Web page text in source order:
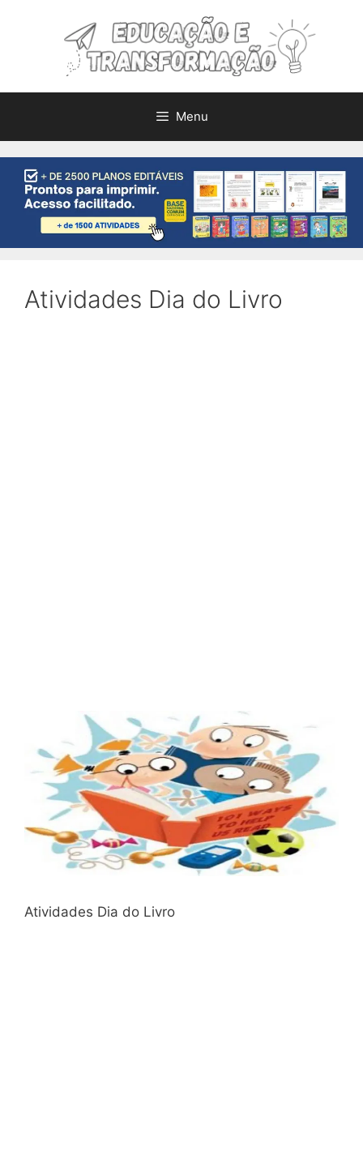
Menu
Atividades Dia do Livro
Atividades Dia do Livro